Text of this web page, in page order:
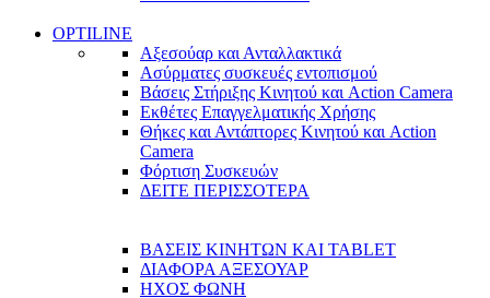
OPTILINE
Αξεσούαρ και Ανταλλακτικά
Ασύρματες συσκευές εντοπισμού
Βάσεις Στήριξης Κινητού και Action Camera
Εκθέτες Επαγγελματικής Χρήσης
Θήκες και Αντάπτορες Κινητού και Action
Camera
Φόρτιση Συσκευών
ΔΕΙΤΕ ΠΕΡΙΣΣΟΤΕΡΑ
ΒΑΣΕΙΣ ΚΙΝΗΤΩΝ ΚΑΙ TABLET
ΔΙΑΦΟΡΑ ΑΞΕΣΟΥΑΡ
ΗΧΟΣ ΦΩΝΗ